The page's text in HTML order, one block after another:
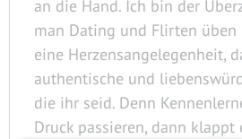
an die Hand. Ich bin der
man Dating und Flirten üben
eine Herzensangelegenheit,
authentische und
die ihr seid. Denn
Druck passieren, dann